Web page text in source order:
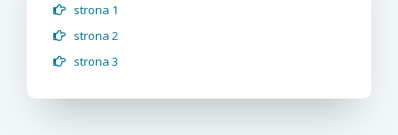
strona 1
strona 2
strona 3